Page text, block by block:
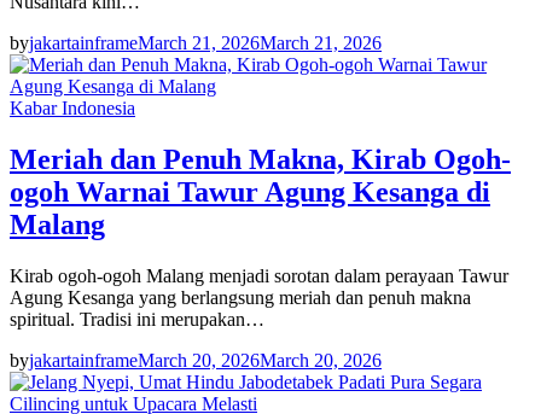
byjakartainframeMarch 21, 2026March 21, 2026
Kabar Indonesia
Meriah dan Penuh Makna, Kirab Ogoh-
ogoh Warnai Tawur Agung Kesanga di
Malang
Kirab ogoh-ogoh Malang menjadi sorotan dalam perayaan Tawur
Agung Kesanga yang berlangsung meriah dan penuh makna
spiritual. Tradisi ini merupakan…
byjakartainframeMarch 20, 2026March 20, 2026